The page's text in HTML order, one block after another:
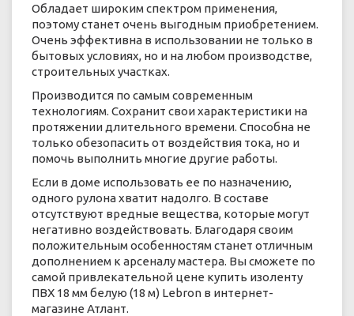
Обладает широким спектром применения,
поэтому станет очень выгодным приобретением.
Очень эффективна в использовании не только в
бытовых условиях, но и на любом производстве,
строительных участках.
Производится по самым современным
технологиям. Сохранит свои характеристики на
протяжении длительного времени. Способна не
только обезопасить от воздействия тока, но и
помочь выполнить многие другие работы.
Если в доме использовать ее по назначению,
одного рулона хватит надолго. В составе
отсутствуют вредные вещества, которые могут
негативно воздействовать. Благодаря своим
положительным особенностям станет отличным
дополнением к арсеналу мастера. Вы сможете по
самой привлекательной цене купить изоленту
ПВХ 18 мм белую (18 м) Lebron в интернет-
магазине Атлант.